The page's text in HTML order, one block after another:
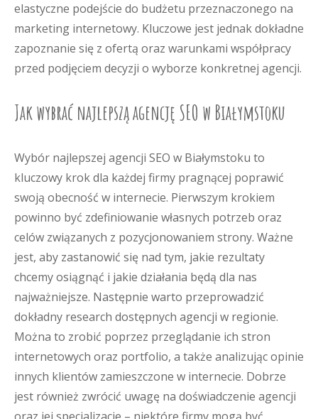
elastyczne podejście do budżetu przeznaczonego na
marketing internetowy. Kluczowe jest jednak dokładne
zapoznanie się z ofertą oraz warunkami współpracy
przed podjęciem decyzji o wyborze konkretnej agencji.
Jak wybrać najlepszą agencję SEO w Białymstoku
Wybór najlepszej agencji SEO w Białymstoku to
kluczowy krok dla każdej firmy pragnącej poprawić
swoją obecność w internecie. Pierwszym krokiem
powinno być zdefiniowanie własnych potrzeb oraz
celów związanych z pozycjonowaniem strony. Ważne
jest, aby zastanowić się nad tym, jakie rezultaty
chcemy osiągnąć i jakie działania będą dla nas
najważniejsze. Następnie warto przeprowadzić
dokładny research dostępnych agencji w regionie.
Można to zrobić poprzez przeglądanie ich stron
internetowych oraz portfolio, a także analizując opinie
innych klientów zamieszczone w internecie. Dobrze
jest również zwrócić uwagę na doświadczenie agencji